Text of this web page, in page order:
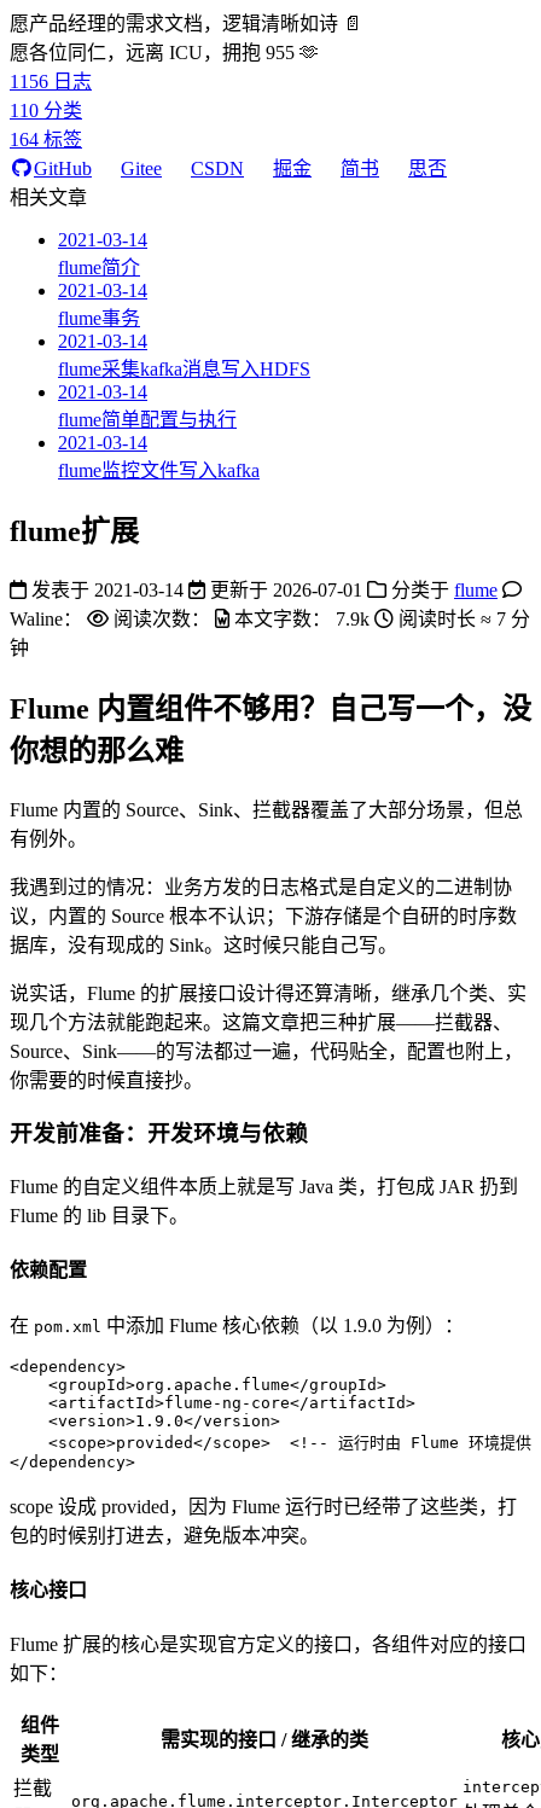
愿产品经理的需求文档，逻辑清晰如诗 📄
愿各位同仁，远离 ICU，拥抱 955 🫶
1156 日志
110 分类
164 标签
GitHub
Gitee CSDN 掘金 简书
思否
相关文章
2021-03-14
flume简介
2021-03-14
flume事务
2021-03-14
flume采集kafka消息写入HDFS
2021-03-14
flume简单配置与执行
2021-03-14
flume监控文件写入kafka
flume扩展
发表于 2021-03-14 更新于 2026-07-01 分类于 flume
Waline：
阅读次数： 本文字数： 7.9k 阅读时长 ≈ 7 分
钟
Flume 内置组件不够用？自己写一个，没
你想的那么难
Flume 内置的 Source、Sink、拦截器覆盖了大部分场景，但总
有例外。
我遇到过的情况：业务方发的日志格式是自定义的二进制协
议，内置的 Source 根本不认识；下游存储是个自研的时序数
据库，没有现成的 Sink。这时候只能自己写。
说实话，Flume 的扩展接口设计得还算清晰，继承几个类、实
现几个方法就能跑起来。这篇文章把三种扩展——拦截器、
Source、Sink——的写法都过一遍，代码贴全，配置也附上，
你需要的时候直接抄。
开发前准备：开发环境与依赖
Flume 的自定义组件本质上就是写 Java 类，打包成 JAR 扔到
Flume 的 lib 目录下。
依赖配置
在 pom.xml 中添加 Flume 核心依赖（以 1.9.0 为例）：
<dependency>
<groupId>org.apache.flume</groupId>
<artifactId>flume-ng-core</artifactId>
<version>1.9.0</version>
<scope>provided</scope>
<!-- 运行时由 Flume 环境提
</dependency>
scope 设成 provided，因为 Flume 运行时已经带了这些类，打
包的时候别打进去，避免版本冲突。
核心接口
Flume 扩展的核心是实现官方定义的接口，各组件对应的接口
如下：
组件
类型
需实现的接口 / 继承的类 核
拦截
org.apache.flume.interceptor.Interceptor